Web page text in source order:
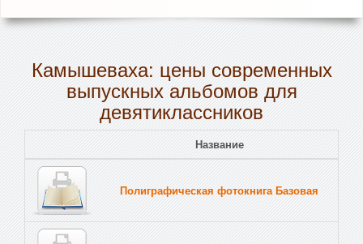
Камышеваха: цены современных
выпускных альбомов для
девятиклассников
Название
Полиграфическая фотокнига Базовая